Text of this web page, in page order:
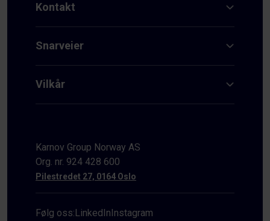
Kontakt
Snarveier
Vilkår
Karnov Group Norway AS
Org. nr. 924 428 600
Pilestredet 27, 0164 Oslo
Følg oss:LinkedInInstagram